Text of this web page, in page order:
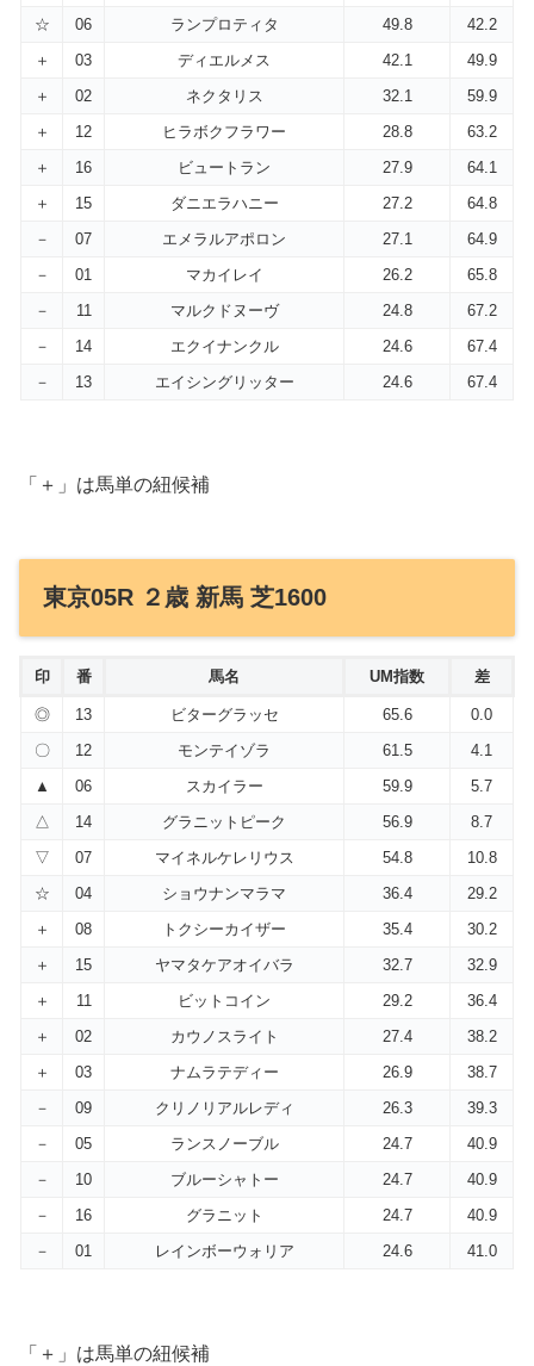
☆
06 ランプロティタ 49.8
42.2
＋
03 ディエルメス 42.1
49.9
＋
02 ネクタリス 32.1
59.9
＋
12 ヒラボクフラワー 28.8
63.2
＋
16 ビュートラン 27.9
64.1
＋
15 ダニエラハニー 27.2
64.8
－
07 エメラルアポロン 27.1
64.9
－
01 マカイレイ 26.2
65.8
－
11 マルクドヌーヴ 24.8
67.2
－
14 エクイナンクル 24.6
67.4
－
13 エイシングリッター 24.6 67.4
「＋」は馬単の紐候補
東京05R ２歳 新馬 芝1600
印 番 馬名 UM指数 差
◎ 13 ビターグラッセ 65.6
0.0
〇
12 モンテイゾラ 61.5
4.1
▲
06 スカイラー 59.9
5.7
△
14 グラニットピーク 56.9
8.7
▽
07 マイネルケレリウス 54.8
10.8
☆
04 ショウナンマラマ 36.4
29.2
＋
08 トクシーカイザー 35.4
30.2
＋
15 ヤマタケアオイバラ 32.7
32.9
＋
11 ビットコイン 29.2
36.4
＋
02 カウノスライト 27.4
38.2
＋
03 ナムラテディー 26.9
38.7
－
09 クリノリアルレディ 26.3
39.3
－
05 ランスノーブル 24.7
40.9
－
10 ブルーシャトー 24.7
40.9
－
16 グラニット 24.7
40.9
－
01 レインボーウォリア 24.6 41.0
「＋」は馬単の紐候補